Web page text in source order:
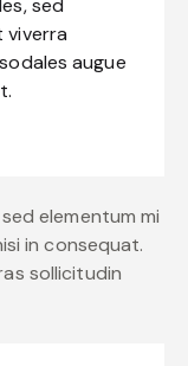
sed
viverra
augue
elementum mi
in consequat.
sollicitudin